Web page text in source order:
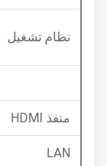
نظام تشغيل
منفذ HDMI